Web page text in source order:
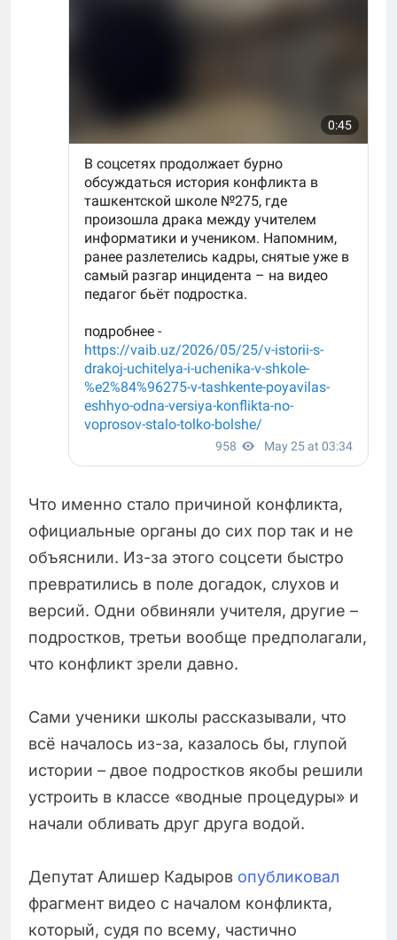
Что именно стало причиной конфликта,
официальные органы до сих пор так и не
объяснили. Из-за этого соцсети быстро
превратились в поле догадок, слухов и
версий. Одни обвиняли учителя, другие –
подростков, третьи вообще предполагали,
что конфликт зрели давно.
Сами ученики школы рассказывали, что
всё началось из-за, казалось бы, глупой
истории – двое подростков якобы решили
устроить в классе «водные процедуры» и
начали обливать друг друга водой.
Депутат Алишер Кадыров опубликовал
фрагмент видео с началом конфликта,
который, судя по всему, частично